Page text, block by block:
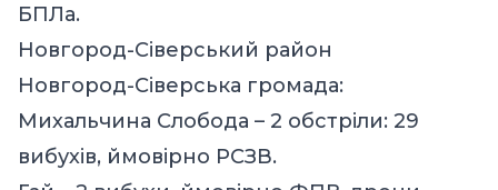
БПЛа.
Новгород-Сіверський район
Новгород-Сіверська громада:
Михальчина Слобода – 2 обстріли: 29
вибухів, ймовірно РСЗВ.